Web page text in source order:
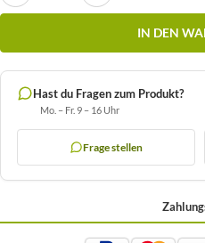
IN DEN
Hast du Fragen zum Produkt?
Mo. – Fr. 9 – 16 Uhr
Frage stellen